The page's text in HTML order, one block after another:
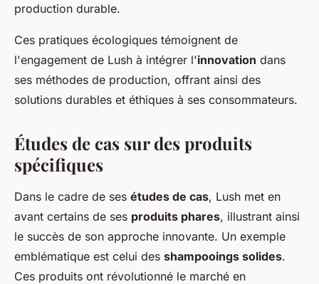
production durable.
Ces pratiques écologiques témoignent de
l'engagement de Lush à intégrer l'innovation dans
ses méthodes de production, offrant ainsi des
solutions durables et éthiques à ses consommateurs.
Études de cas sur des produits
spécifiques
Dans le cadre de ses études de cas, Lush met en
avant certains de ses produits phares, illustrant ainsi
le succès de son approche innovante. Un exemple
emblématique est celui des shampooings solides.
Ces produits ont révolutionné le marché en